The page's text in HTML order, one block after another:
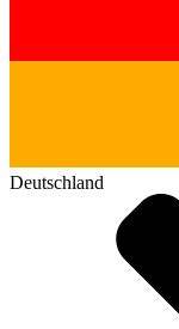
Deutschland